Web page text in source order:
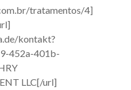
tratamentos/4]Zahry
kontakt?
452a-401b-
LLC[/url]